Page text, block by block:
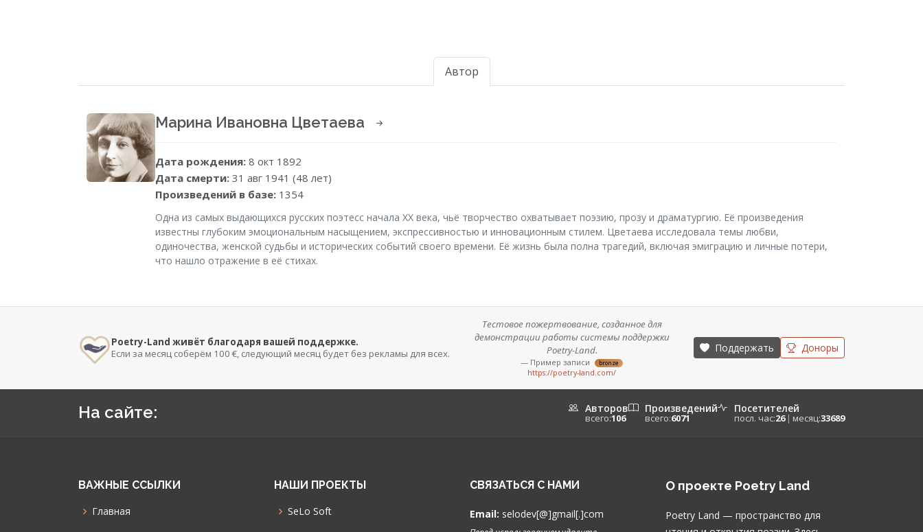
Автор
Марина Ивановна Цветаева
Дата рождения: 8 окт 1892
Дата смерти: 31 авг 1941 (48 лет)
Произведений в базе: 1354
Одна из самых выдающихся русских поэтесс начала XX века, чьё творчество охватывает поэзию, прозу и драматургию. Её произведения
известны глубоким эмоциональным насыщением, экспрессивностью и инновационным стилем. Цветаева исследовала темы любви,
одиночества, женской судьбы и исторических событий своего времени. Её жизнь была полна трагедий, включая эмиграцию и личные потери,
что нашло отражение в её стихах.
Poetry-Land живёт благодаря вашей поддержке.
Если за месяц соберём 100 €, следующий месяц будет без рекламы для всех.
Тестовое пожертвование, созданное для
демонстрации работы системы поддержки
Poetry-Land.
— Пример записи bronze
https://poetry-land.com/
Поддержать Доноры
На сайте: Авторов
всего:106
Произведений
всего:6071
Посетителей
посл. час:26 | месяц:33689
ВАЖНЫЕ ССЫЛКИ
Главная
НАШИ ПРОЕКТЫ
SeLo Soft
СВЯЗАТЬСЯ С НАМИ
Email: selodev[@]gmail[.]com
О проекте Poetry Land
Poetry Land — пространство для